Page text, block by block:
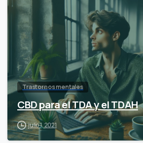
Trastornos mentales
CBD para el TDA y el TDAH
julio 1, 2021